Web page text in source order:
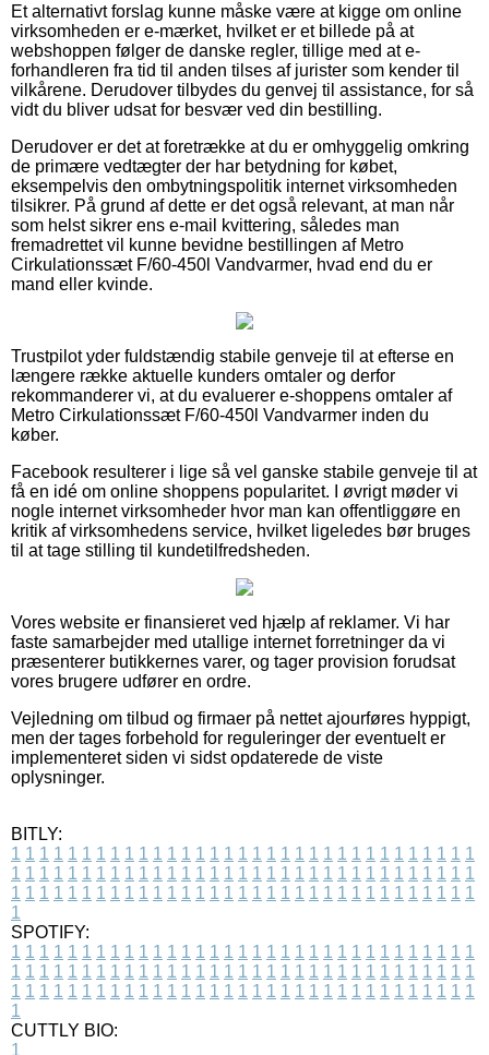
Et alternativt forslag kunne måske være at kigge om online
virksomheden er e-mærket, hvilket er et billede på at
webshoppen følger de danske regler, tillige med at e-
forhandleren fra tid til anden tilses af jurister som kender til
vilkårene. Derudover tilbydes du genvej til assistance, for så
vidt du bliver udsat for besvær ved din bestilling.
Derudover er det at foretrække at du er omhyggelig omkring
de primære vedtægter der har betydning for købet,
eksempelvis den ombytningspolitik internet virksomheden
tilsikrer. På grund af dette er det også relevant, at man når
som helst sikrer ens e-mail kvittering, således man
fremadrettet vil kunne bevidne bestillingen af Metro
Cirkulationssæt F/60-450l Vandvarmer, hvad end du er
mand eller kvinde.
Trustpilot yder fuldstændig stabile genveje til at efterse en
længere række aktuelle kunders omtaler og derfor
rekommanderer vi, at du evaluerer e-shoppens omtaler af
Metro Cirkulationssæt F/60-450l Vandvarmer inden du
køber.
Facebook resulterer i lige så vel ganske stabile genveje til at
få en idé om online shoppens popularitet. I øvrigt møder vi
nogle internet virksomheder hvor man kan offentliggøre en
kritik af virksomhedens service, hvilket ligeledes bør bruges
til at tage stilling til kundetilfredsheden.
Vores website er finansieret ved hjælp af reklamer. Vi har
faste samarbejder med utallige internet forretninger da vi
præsenterer butikkernes varer, og tager provision forudsat
vores brugere udfører en ordre.
Vejledning om tilbud og firmaer på nettet ajourføres hyppigt,
men der tages forbehold for reguleringer der eventuelt er
implementeret siden vi sidst opdaterede de viste
oplysninger.
BITLY:
1 1 1 1 1 1 1 1 1 1 1 1 1 1 1 1 1 1 1 1 1 1 1 1 1 1 1 1 1 1 1 1 1
1 1 1 1 1 1 1 1 1 1 1 1 1 1 1 1 1 1 1 1 1 1 1 1 1 1 1 1 1 1 1 1 1
1 1 1 1 1 1 1 1 1 1 1 1 1 1 1 1 1 1 1 1 1 1 1 1 1 1 1 1 1 1 1 1 1
1
SPOTIFY:
1 1 1 1 1 1 1 1 1 1 1 1 1 1 1 1 1 1 1 1 1 1 1 1 1 1 1 1 1 1 1 1 1
1 1 1 1 1 1 1 1 1 1 1 1 1 1 1 1 1 1 1 1 1 1 1 1 1 1 1 1 1 1 1 1 1
1 1 1 1 1 1 1 1 1 1 1 1 1 1 1 1 1 1 1 1 1 1 1 1 1 1 1 1 1 1 1 1 1
1
CUTTLY BIO:
1